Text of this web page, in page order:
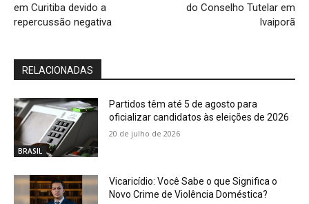
em Curitiba devido a
repercussão negativa
do Conselho Tutelar em
Ivaiporã
RELACIONADAS
BRASIL
Partidos têm até 5 de agosto para
oficializar candidatos às eleições de 2026
20 de julho de 2026
Vicaricídio: Você Sabe o que Significa o
Novo Crime de Violência Doméstica?